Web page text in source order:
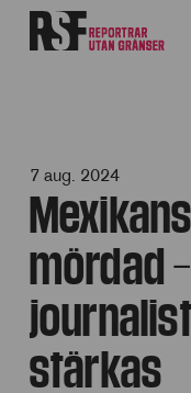
7 aug. 2024
mördad
stärkas